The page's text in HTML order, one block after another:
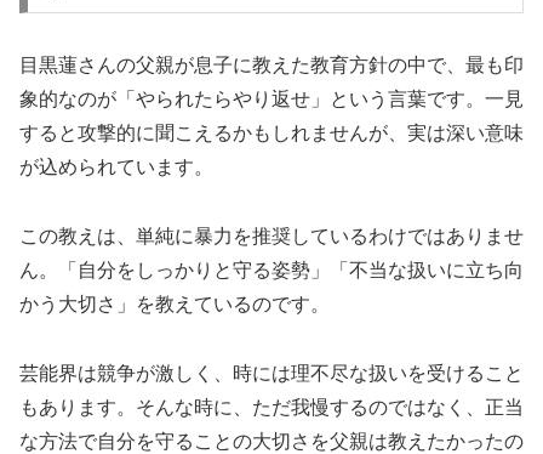
目黒蓮さんの父親が息子に教えた教育方針の中で、最も印
象的なのが「やられたらやり返せ」という言葉です。一見
すると攻撃的に聞こえるかもしれませんが、実は深い意味
が込められています。
この教えは、単純に暴力を推奨しているわけではありませ
ん。「自分をしっかりと守る姿勢」「不当な扱いに立ち向
かう大切さ」を教えているのです。
芸能界は競争が激しく、時には理不尽な扱いを受けること
もあります。そんな時に、ただ我慢するのではなく、正当
な方法で自分を守ることの大切さを父親は教えたかったの